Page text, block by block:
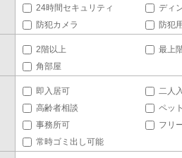
24時間セキュリティ
ディ
防犯カメラ
防犯
2階以上
最上
角部屋
即入居可
二人
高齢者相談
ペッ
事務所可
フリ
常時ゴミ出し可能